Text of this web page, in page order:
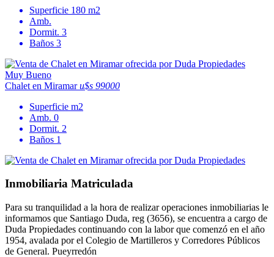
Superficie 180 m2
Amb.
Dormit. 3
Baños 3
Muy Bueno
Chalet en Miramaru$s 99000
Superficie m2
Amb. 0
Dormit. 2
Baños 1
Inmobiliaria Matriculada
Para su tranquilidad a la hora de realizar operaciones inmobiliarias le
informamos que Santiago Duda, reg (3656), se encuentra a cargo de
Duda Propiedades continuando con la labor que comenzó en el año
1954, avalada por el Colegio de Martilleros y Corredores Públicos
de General. Pueyrredón